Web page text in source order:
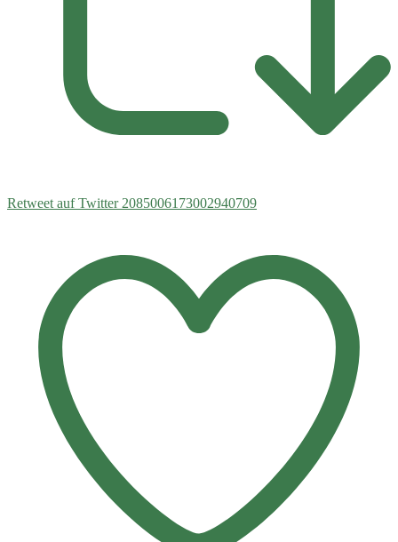
Retweet auf Twitter 2085006173002940709